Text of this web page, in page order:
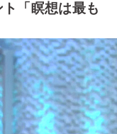
「瞑想は最も